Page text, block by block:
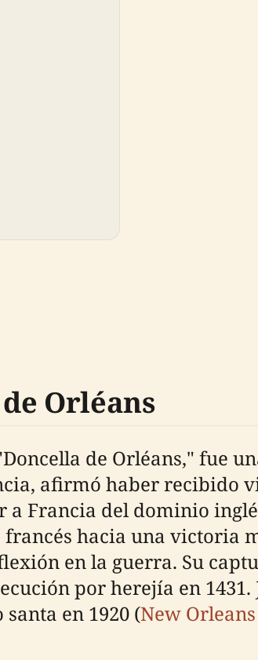
Orléans
de Orléans," fue
afirmó haber recibido
Francia del dominio
hacia una victoria
en la guerra. Su
por herejía en
en 1920 (New